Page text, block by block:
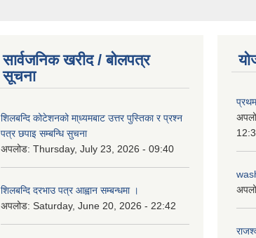
सार्वजनिक खरीद / बोलपत्र
सूचना
शिलबन्दि कोटेशनको मा्ध्यमबाट उत्तर पुस्तिका र प्रश्न
पत्र छपाइ सम्बन्धि सुचना
अपलोड: Thursday, July 23, 2026 - 09:40
शिलबन्दि दरभाउ पत्र आह्वान सम्बन्धमा ।
अपलोड: Saturday, June 20, 2026 - 22:42